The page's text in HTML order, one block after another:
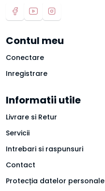
Contul meu
Conectare
Inregistrare
Informatii utile
Livrare si Retur
Servicii
Intrebari si raspunsuri
Contact
Protecția datelor personale